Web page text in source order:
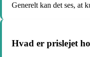
Generelt kan det ses, at
Hvad er prislejet